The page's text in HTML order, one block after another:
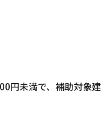
円未満で、補助対象